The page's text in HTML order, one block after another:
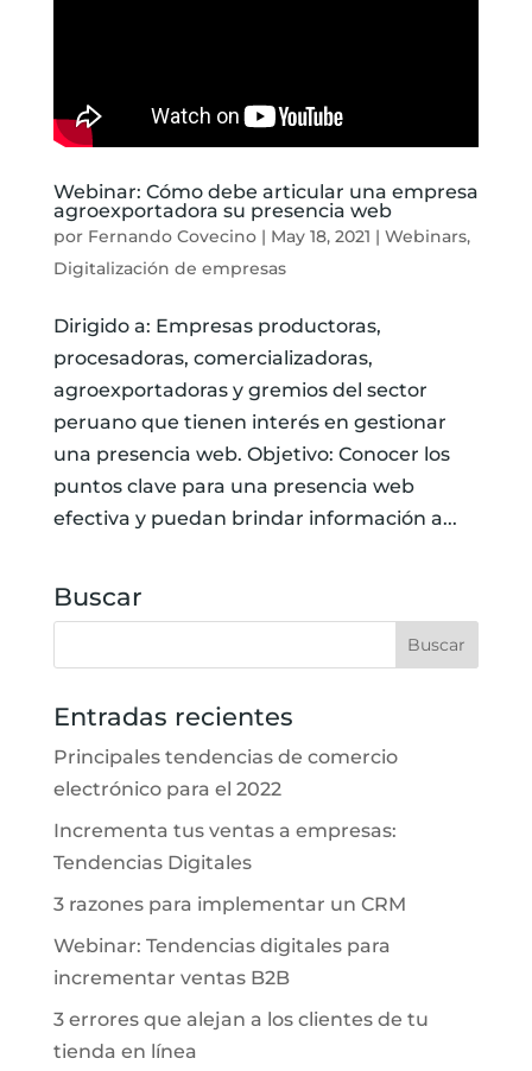
Webinar: Cómo debe articular una empresa
agroexportadora su presencia web
por Fernando Covecino| May 18, 2021 | Webinars,
Digitalización de empresas
Dirigido a: Empresas productoras,
procesadoras, comercializadoras,
agroexportadoras y gremios del sector
peruano que tienen interés en gestionar
una presencia web. Objetivo: Conocer los
puntos clave para una presencia web
efectiva y puedan brindar información a...
Buscar
Entradas recientes
Principales tendencias de comercio
electrónico para el 2022
Incrementa tus ventas a empresas:
Tendencias Digitales
3 razones para implementar un CRM
Webinar: Tendencias digitales para
incrementar ventas B2B
3 errores que alejan a los clientes de tu
tienda en línea